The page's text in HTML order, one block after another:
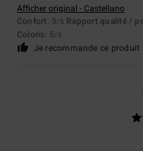
Afficher original - Castellano
Confort: 5/5 Rapport qualité /
Coloris: 5/5
Je recommande ce produit